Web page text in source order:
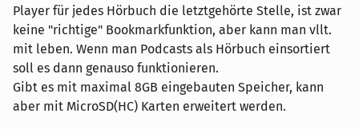
Player für jedes Hörbuch die letztgehörte Stelle, ist zwar
keine "richtige" Bookmarkfunktion, aber kann man vllt.
mit leben. Wenn man Podcasts als Hörbuch einsortiert
soll es dann genauso funktionieren.
Gibt es mit maximal 8GB eingebauten Speicher, kann
aber mit MicroSD(HC) Karten erweitert werden.